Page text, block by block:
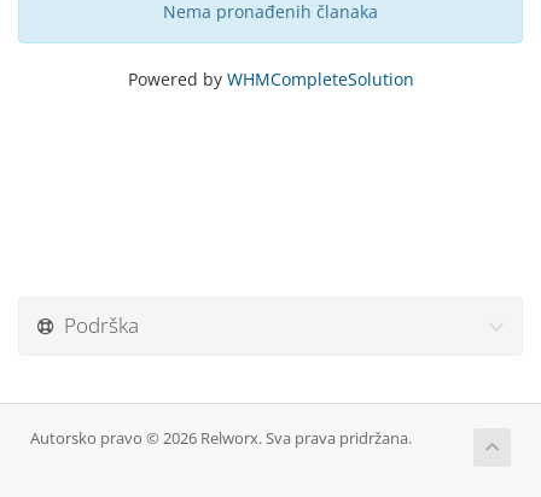
Nema pronađenih članaka
Powered by WHMCompleteSolution
Podrška
Autorsko pravo © 2026 Relworx. Sva prava pridržana.